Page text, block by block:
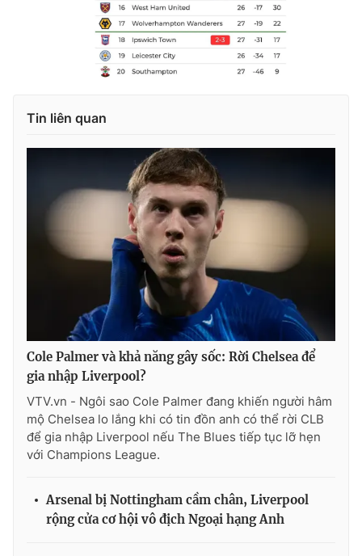
Tin liên quan
Cole Palmer và khả năng gây sốc: Rời Chelsea để
gia nhập Liverpool?
VTV.vn - Ngôi sao Cole Palmer đang khiến người hâm
mộ Chelsea lo lắng khi có tin đồn anh có thể rời CLB
để gia nhập Liverpool nếu The Blues tiếp tục lỡ hẹn
với Champions League.
Arsenal bị Nottingham cầm chân, Liverpool
rộng cửa cơ hội vô địch Ngoại hạng Anh